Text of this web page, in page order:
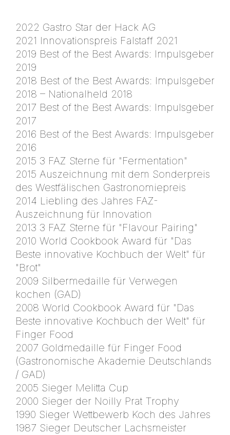
2022 Gastro Star der Hack AG
2021 Innovationspreis Falstaff 2021
2019 Best of the Best Awards: Impulsgeber
2019
2018 Best of the Best Awards: Impulsgeber
2018 – Nationalheld 2018
2017 Best of the Best Awards: Impulsgeber
2017
2016 Best of the Best Awards: Impulsgeber
2016
2015 3 FAZ Sterne für "Fermentation"
2015 Auszeichnung mit dem Sonderpreis
des Westfälischen Gastronomiepreis
2014 Liebling des Jahres FAZ-
Auszeichnung für Innovation
2013 3 FAZ Sterne für "Flavour Pairing"
2010 World Cookbook Award für "Das
Beste innovative Kochbuch der Welt" für
"Brot"
2009 Silbermedaille für Verwegen
kochen (GAD)
2008 World Cookbook Award für "Das
Beste innovative Kochbuch der Welt" für
Finger Food
2007 Goldmedaille für Finger Food
(Gastronomische Akademie Deutschlands
/ GAD)
2005 Sieger Melitta Cup
2000 Sieger der Noilly Prat Trophy
1990 Sieger Wettbewerb Koch des Jahres
1987 Sieger Deutscher Lachsmeister